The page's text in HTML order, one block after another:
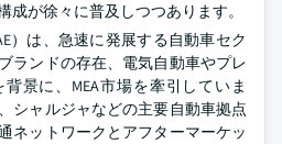
成が徐々に普及しつつあります。
）は、急速に発展する自動車セク
ランドの存在、電気自動車やプレ
景に、MEA市場を牽引していま
シャルジャなどの主要自動車拠点
ネットワークとアフターマーケッ